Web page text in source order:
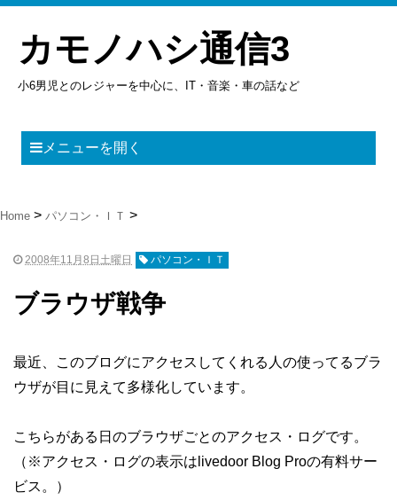
カモノハシ通信3
小6男児とのレジャーを中心に、IT・音楽・車の話など
メニューを開く
Home パソコン・ＩＴ
2008年11月8日土曜日 パソコン・ＩＴ
ブラウザ戦争
最近、このブログにアクセスしてくれる人の使ってるブラ
ウザが目に見えて多様化しています。
こちらがある日のブラウザごとのアクセス・ログです。
（※アクセス・ログの表示はlivedoor Blog Proの有料サー
ビス。）